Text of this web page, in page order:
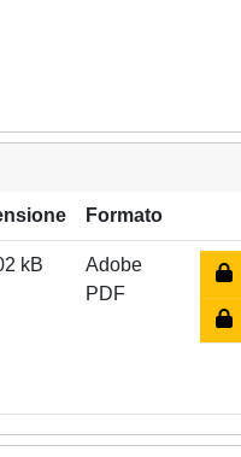
Formato
kB
Adobe
PDF